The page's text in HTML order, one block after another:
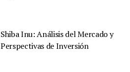
Shiba Inu: Análisis del Mercado y
Perspectivas de Inversión